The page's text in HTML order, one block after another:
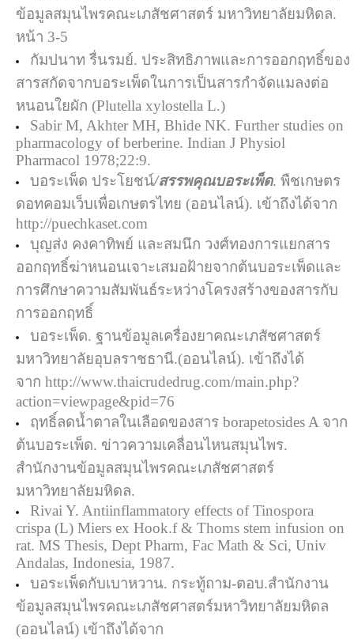
ข้อมูลสมุนไพรคณะเภสัชศาสตร์ มหาวิทยาลัยมหิดล.
หน้า 3-5
กัมปนาท รื่นรมย์. ประสิทธิภาพและการออกฤทธิ์ของ
สารสกัดจากบอระเพ็ดในการเป็นสารกำจัดแมลงต่อ
หนอนใยผัก (Plutella xylostella L.)
Sabir M, Akhter MH, Bhide NK. Further studies on
pharmacology of berberine. Indian J Physiol
Pharmacol 1978;22:9.
บอระเพ็ด ประโยชน์/สรรพคุณบอระเพ็ด. พืชเกษตร
ดอทคอมเว็บเพื่อเกษตรไทย (ออนไลน์). เข้าถึงได้จาก
http://puechkaset.com
บุญส่ง คงคาทิพย์ และสมนึก วงศ์ทองการแยกสาร
ออกฤทธิ์ฆ่าหนอนเจาะเสมอฝ้ายจากต้นบอระเพ็ดและ
การศึกษาความสัมพันธ์ระหว่างโครงสร้างของสารกับ
การออกฤทธิ์
บอระเพ็ด. ฐานข้อมูลเครื่องยาคณะเภสัชศาสตร์
มหาวิทยาลัยอุบลราชธานี.(ออนไลน์). เข้าถึงได้
จาก http://www.thaicrudedrug.com/main.php?
action=viewpage&pid=76
ฤทธิ์ลดน้ำตาลในเลือดของสาร borapetosides A จาก
ต้นบอระเพ็ด. ข่าวความเคลื่อนไหนสมุนไพร.
สำนักงานข้อมูลสมุนไพรคณะเภสัชศาสตร์
มหาวิทยาลัยมหิดล.
Rivai Y. Antiinflammatory effects of Tinospora
crispa (L) Miers ex Hook.f & Thoms stem infusion on
rat. MS Thesis, Dept Pharm, Fac Math & Sci, Univ
Andalas, Indonesia, 1987.
บอระเพ็ดกับเบาหวาน. กระทู้ถาม-ตอบ.สำนักงาน
ข้อมูลสมุนไพรคณะเภสัชศาสตร์มหาวิทยาลัยมหิดล
(ออนไลน์) เข้าถึงได้จาก